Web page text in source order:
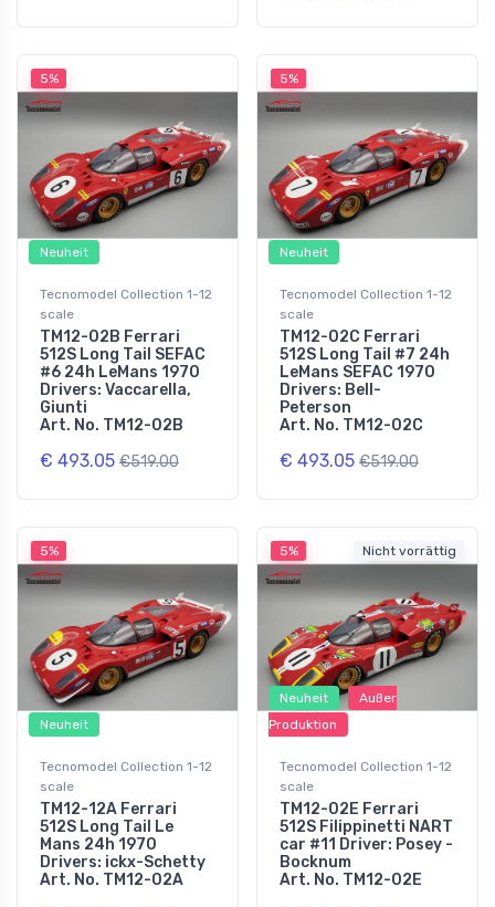
5%
Neuheit
Tecnomodel Collection 1-12
scale
TM12-02B Ferrari
512S Long Tail SEFAC
#6 24h LeMans 1970
Drivers: Vaccarella,
Giunti
Art. No. TM12-02B
€ 493.05 €519.00
5%
Neuheit
Tecnomodel Collection 1-12
scale
TM12-02C Ferrari
512S Long Tail #7 24h
LeMans SEFAC 1970
Drivers: Bell-
Peterson
Art. No. TM12-02C
€ 493.05 €519.00
5%
Neuheit
Tecnomodel Collection 1-12
scale
TM12-12A Ferrari
512S Long Tail Le
Mans 24h 1970
Drivers: ickx-Schetty
Art. No. TM12-02A
5% Nicht vorrättig
Neuheit
Außer
Produktion
Tecnomodel Collection 1-12
scale
TM12-02E Ferrari
512S Filippinetti NART
car #11 Driver: Posey -
Bocknum
Art. No. TM12-02E